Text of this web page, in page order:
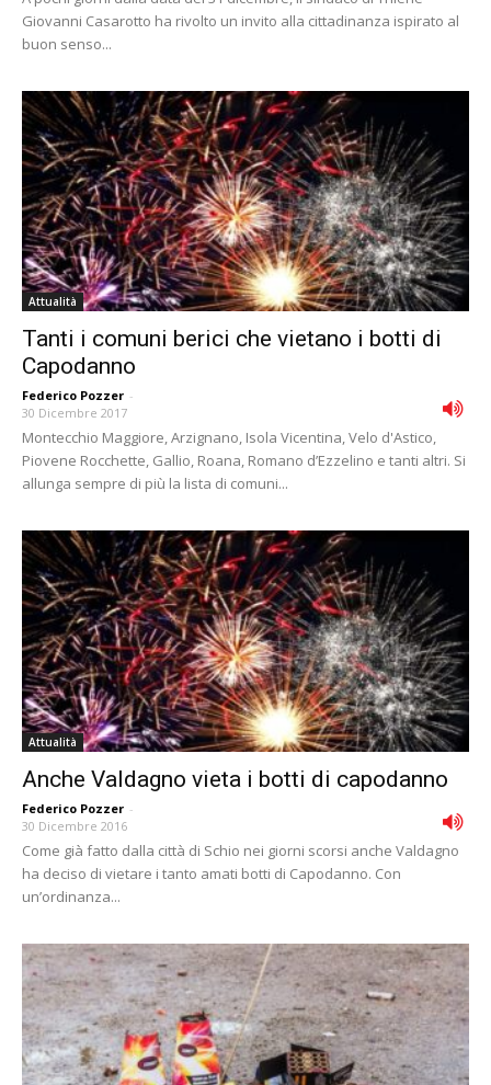
Giovanni Casarotto ha rivolto un invito alla cittadinanza ispirato al
buon senso...
Attualità
Tanti i comuni berici che vietano i botti di
Capodanno
Federico Pozzer -
30 Dicembre 2017
Montecchio Maggiore, Arzignano, Isola Vicentina, Velo d'Astico,
Piovene Rocchette, Gallio, Roana, Romano d’Ezzelino e tanti altri. Si
allunga sempre di più la lista di comuni...
Attualità
Anche Valdagno vieta i botti di capodanno
Federico Pozzer -
30 Dicembre 2016
Come già fatto dalla città di Schio nei giorni scorsi anche Valdagno
ha deciso di vietare i tanto amati botti di Capodanno. Con
un’ordinanza...